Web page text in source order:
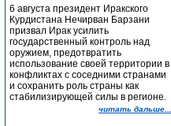
6 августа президент Иракского
Курдистана Нечирван Барзани
призвал Ирак усилить
государственный контроль над
оружием, предотвратить
использование своей территории в
конфликтах с соседними странами
и сохранить роль страны как
стабилизирующей силы в регионе.
читать дальше...